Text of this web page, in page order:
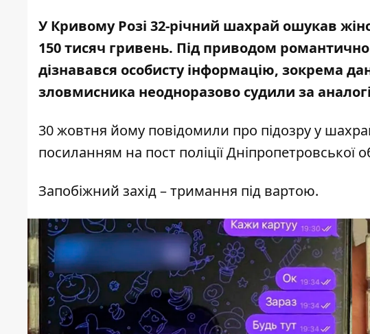
У Кривому Розі 32-річний шахрай ошукав
150 тисяч гривень. Під приводом
дізнавався особисту інформацію, зокрема
зловмисника неодноразово судили за
30 жовтня йому повідомили про підозру у
посиланням на пост поліції Дніпропетровської
Запобіжний захід – тримання під вартою.